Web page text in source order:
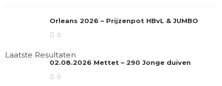
Orleans 2026 – Prijzenpot HBvL & JUMBO
0
Laatste Resultaten
02.08.2026 Mettet – 290 Jonge duiven
0